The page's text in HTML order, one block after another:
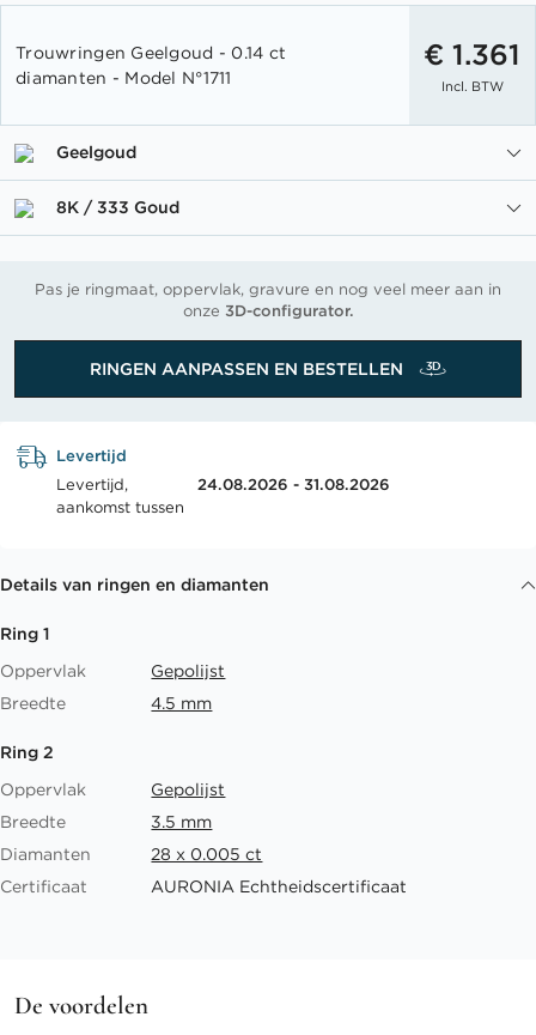
het
begin
de
afbeeldingen-
Trouwringen Geelgoud - 0.14 ct
diamanten - Model N°1711
€ 1.361
Incl. BTW
Geelgoud
8K / 333 Goud
Pas je ringmaat, oppervlak, gravure en nog veel meer aan in
onze 3D-configurator.
RINGEN AANPASSEN EN BESTELLEN
Levertijd
Levertijd,
aankomst tussen
24.08.2026 - 31.08.2026
Details van ringen en diamanten
Ring 1
Oppervlak
Gepolijst
Breedte
4.5 mm
Ring 2
Oppervlak
Gepolijst
Breedte
3.5 mm
Diamanten
28 x 0.005 ct
Certificaat
AURONIA Echtheidscertificaat
De voordelen